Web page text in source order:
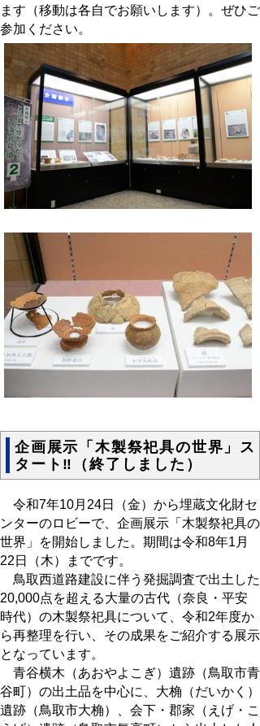
ます（移動は各自でお願いします）。ぜひご
参加ください。
企画展示「木製祭祀具の世界」ス
タート‼（終了しました）
令和7年10月24日（金）から埋蔵文化財セ
ンターのロビーで、企画展示「木製祭祀具の
世界」を開始しました。期間は令和8年1月
22日（木）までです。
鳥取西道路建設に伴う発掘調査で出土した
20,000点を超える大量の古代（奈良・平安
時代）の木製祭祀具について、令和2年度か
ら再整理を行い、その成果をご紹介する展示
となっています。
青谷横木（あおやよこぎ）遺跡（鳥取市青
谷町）の出土品を中心に、大桷（だいかく）
遺跡（鳥取市大桷）、会下・郡家（えげ・こ